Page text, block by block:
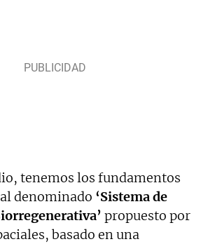
tenemos los fundamentos
denominado ‘Sistema de
propuesto por
basado en una